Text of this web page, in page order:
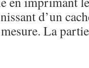
d’un
mesure. La